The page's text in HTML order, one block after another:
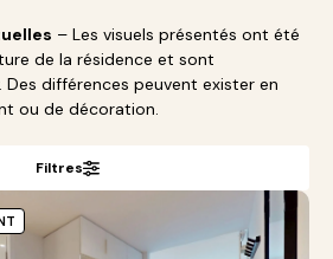
– Les visuels présentés ont été
de la résidence et sont
Des différences peuvent exister en
ou de décoration.
Filtres